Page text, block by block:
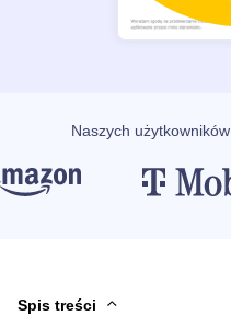
Naszych użytkowników
Spis treści